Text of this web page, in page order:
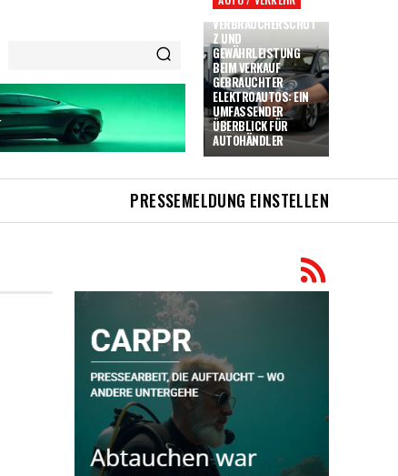
VERBRAUCHERSCHUT
Z UND
GEWÄHRLEISTUNG
BEIM VERKAUF
GEBRAUCHTER
ELEKTROAUTOS: EIN
UMFASSENDER
ÜBERBLICK FÜR
AUTOHÄNDLER
PRESSEMELDUNG EINSTELLEN